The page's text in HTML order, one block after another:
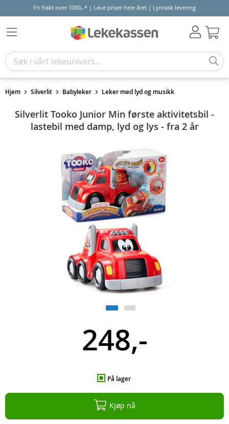
Fri frakt over 1000,-* | Lave priser hele året | Lynrask levering
Hjem Silverlit Babyleker Leker med lyd og musikk
Silverlit Tooko Junior Min første aktivitetsbil -
lastebil med damp, lyd og lys - fra 2 år
248,-
På lager
Kjøp nå